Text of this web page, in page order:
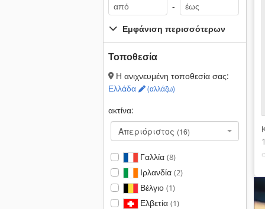
-
Εμφάνιση περισσότερων
Τοποθεσία
Η ανιχνευμένη τοποθεσία σας:
Ελλάδα
(αλλάζω)
ακτίνα:
Απεριόριστος (16)
Γαλλία (8)
Ιρλανδία (2)
Βέλγιο (1)
Ελβετία (1)